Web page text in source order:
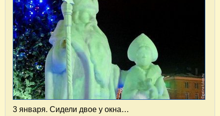
3 января. Сидели двое у окна…